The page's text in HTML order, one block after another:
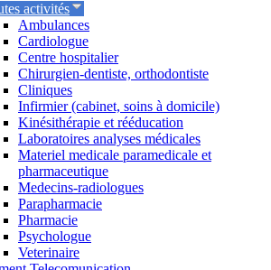
activités
Ambulances
Cardiologue
Centre hospitalier
Chirurgien-dentiste, orthodontiste
Cliniques
Infirmier (cabinet, soins à domicile)
Kinésithérapie et rééducation
Laboratoires analyses médicales
Materiel medicale paramedicale et
pharmaceutique
Medecins-radiologues
Parapharmacie
Pharmacie
Psychologue
Veterinaire